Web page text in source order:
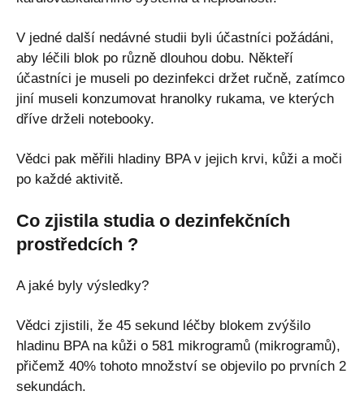
V jedné další nedávné studii byli účastníci požádáni,
aby léčili blok po různě dlouhou dobu. Někteří
účastníci je museli po dezinfekci držet ručně, zatímco
jiní museli konzumovat hranolky rukama, ve kterých
dříve drželi notebooky.
Vědci pak měřili hladiny BPA v jejich krvi, kůži a moči
po každé aktivitě.
Co zjistila studia o dezinfekčních
prostředcích ?
A jaké byly výsledky?
Vědci zjistili, že 45 sekund léčby blokem zvýšilo
hladinu BPA na kůži o 581 mikrogramů (mikrogramů),
přičemž 40% tohoto množství se objevilo po prvních 2
sekundách.